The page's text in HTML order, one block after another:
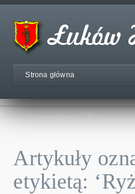
Strona główna
Strona główna Ryżki
Artykuły
etykietą: